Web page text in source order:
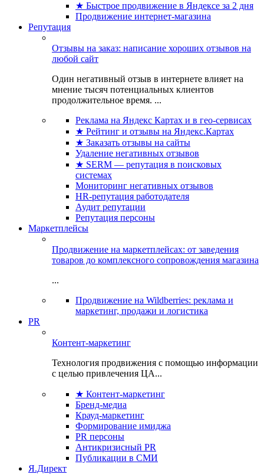
★ Быстрое продвижение в Яндексе за 2 дня
Продвижение интернет-магазина
Репутация
Отзывы на заказ: написание хороших отзывов на
любой сайт
Один негативный отзыв в интернете влияет на
мнение тысяч потенциальных клиентов
продолжительное время. ...
Реклама на Яндекс Картах и в гео-сервисах
★ Рейтинг и отзывы на Яндекс.Картах
★ Заказать отзывы на сайты
Удаление негативных отзывов
★ SERM — репутация в поисковых
системах
Мониторинг негативных отзывов
HR-репутация работодателя
Аудит репутации
Репутация персоны
Маркетплейсы
Продвижение на маркетплейсах: от заведения
товаров до комплексного сопровождения магазина
...
Продвижение на Wildberries: реклама и
маркетинг, продажи и логистика
PR
Контент-маркетинг
Технология продвижения с помощью информации
с целью привлечения ЦА...
★ Контент-маркетинг
Бренд-медиа
Крауд-маркетинг
Формирование имиджа
PR персоны
Антикризисный PR
Публикации в СМИ
Я.Директ